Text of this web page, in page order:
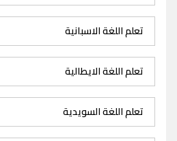
تعلم اللغة الاسبانية
تعلم اللغة الايطالية
تعلم اللغة السويدية